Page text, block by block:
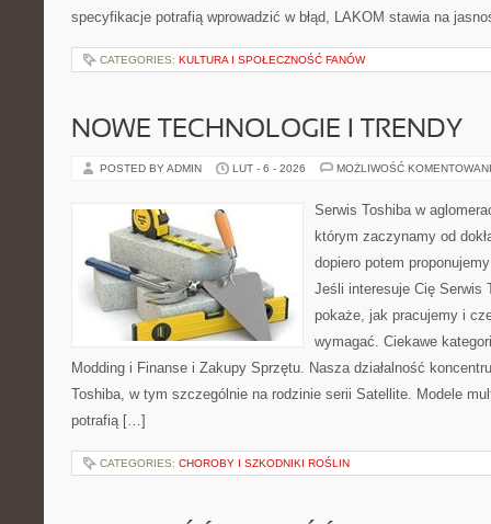
specyfikacje potrafią wprowadzić w błąd, LAKOM stawia na
CATEGORIES: KULTURA I SPOŁECZNOŚĆ FANÓW
NOWE TECHNOLOGIE I TRENDY
POSTED BY ADMIN LUT - 6 - 2026 MOŻLIWOŚĆ
Serwis Toshiba w
którym zaczynamy od
dopiero potem
Jeśli interesuje Cię Serwis
pokaże, jak pracujemy i
wymagać. Ciekawe
Modding i Finanse i Zakupy Sprzętu. Nasza działalność
Toshiba, w tym szczególnie na rodzinie serii Satellite. Modele
potrafią […]
CATEGORIES: CHOROBY I SZKODNIKI ROŚLIN